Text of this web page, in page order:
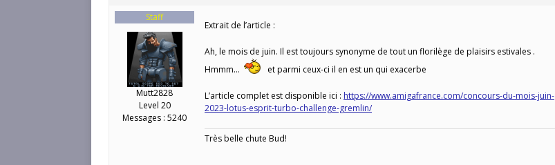
Staff
Mutt2828
Level 20
Messages : 5240
Extrait de l’article :
Ah, le mois de juin. Il est toujours synonyme de tout un florilège de plaisirs estivales .
Hmmm…
et parmi ceux-ci il en est un qui exacerbe
L’article complet est disponible ici : https://www.amigafrance.com/concours-du-mois-juin-
2023-lotus-esprit-turbo-challenge-gremlin/
Très belle chute Bud!